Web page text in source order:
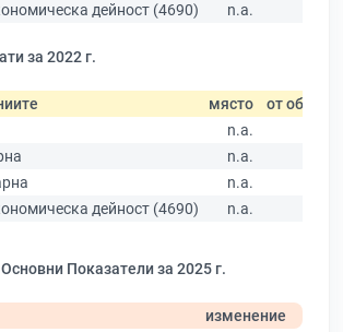
дейност (4690)
n.a.
за 2022 г.
място от общо
n.a.
n.a.
n.a.
дейност (4690)
n.a.
Показатели за 2025 г.
изменение